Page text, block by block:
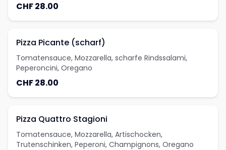
CHF 28.00
Pizza Picante (scharf)
Tomatensauce, Mozzarella, scharfe Rindssalami,
Peperoncini, Oregano
CHF 28.00
Pizza Quattro Stagioni
Tomatensauce, Mozzarella, Artischocken,
Trutenschinken, Peperoni, Champignons, Oregano